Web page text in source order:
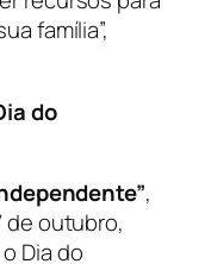
família”,
do
,
de outubro,
Dia do